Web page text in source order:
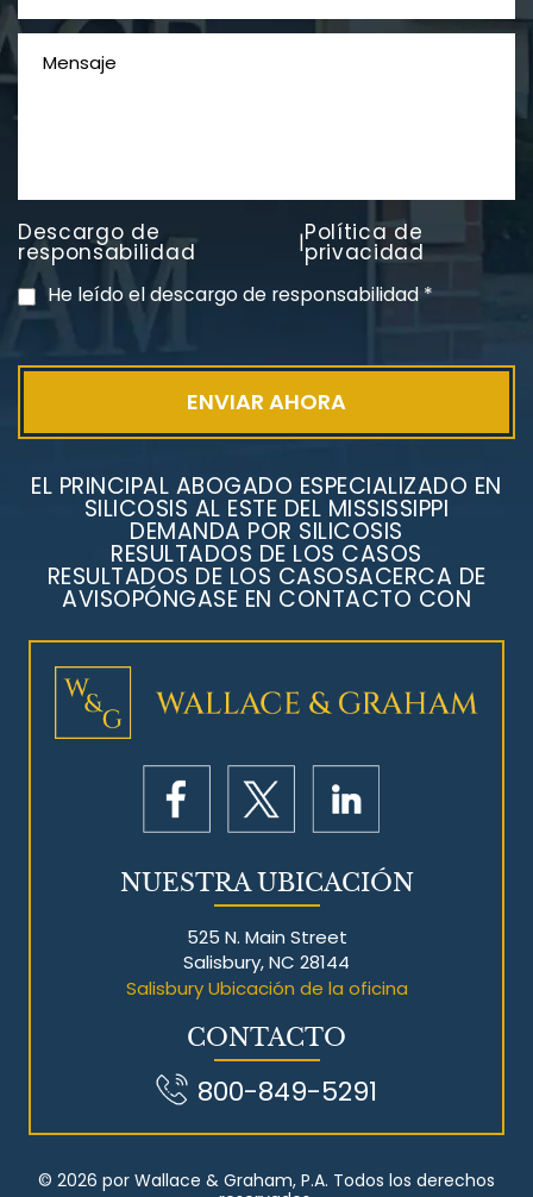
Descargo de
responsabilidad |Política de
privacidad
He leído el descargo de responsabilidad *
EL PRINCIPAL ABOGADO ESPECIALIZADO EN
SILICOSIS AL ESTE DEL MISSISSIPPI
DEMANDA POR SILICOSIS
RESULTADOS DE LOS CASOS
RESULTADOS DE LOS CASOSACERCA DE
AVISOPÓNGASE EN CONTACTO CON
NUESTRA UBICACIÓN
525 N. Main Street
Salisbury, NC 28144
Salisbury Ubicación de la oficina
CONTACTO
800-849-5291
© 2026 por Wallace & Graham, P.A. Todos los derechos